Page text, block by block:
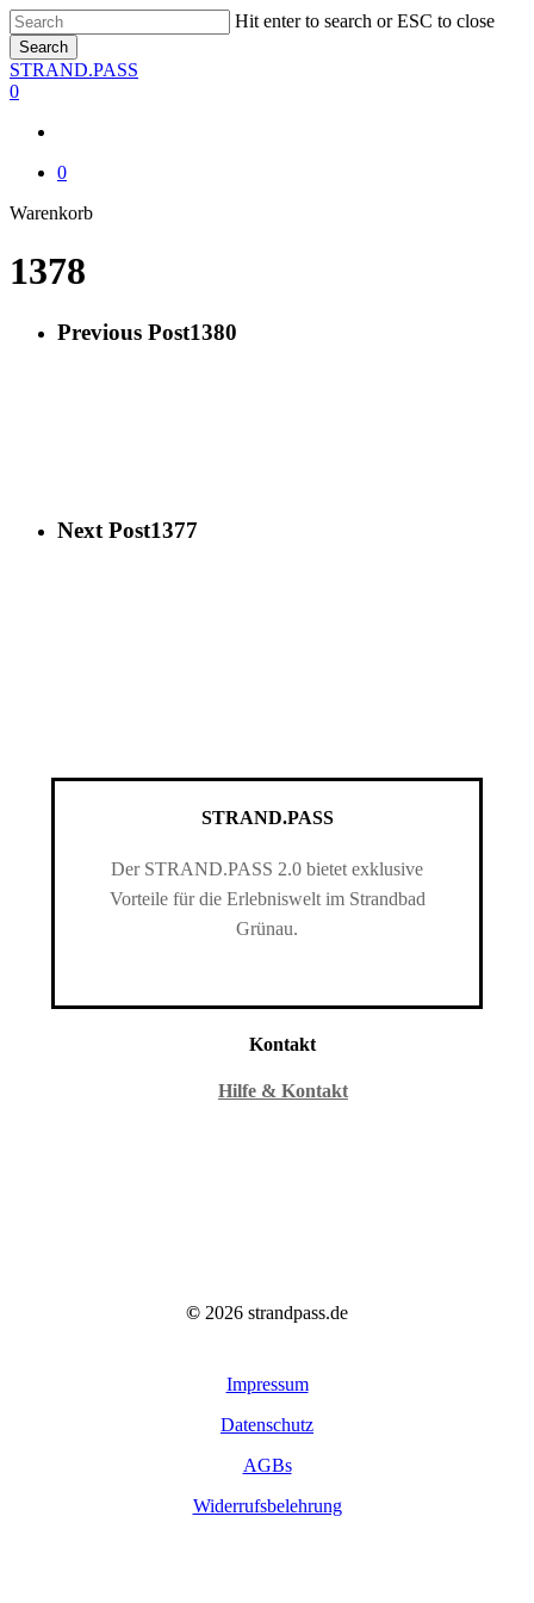
Skip
to
main
content
Hit enter to search or ESC to close
Search
Close
Search
STRAND.PASS
0
0
WarenkorbClose
1378
Previous Post1380
Next Post1377
STRAND.PASS
Der STRAND.PASS 2.0 bietet exklusive
Vorteile für die Erlebniswelt im Strandbad
Grünau.
Kontakt
Hilfe & Kontakt
© 2026 strandpass.de
Impressum
Datenschutz
AGBs
Widerrufsbelehrung